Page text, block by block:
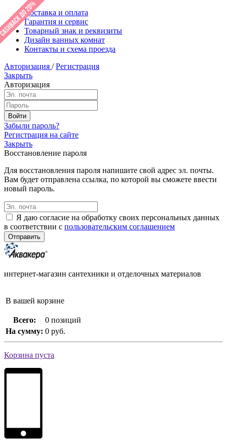
Доставка и оплата
Гарантия и сервис
Товарный знак и реквизиты
Дизайн ванных комнат
Контакты и схема проезда
Авторизация / Регистрация
Закрыть
Авторизация
Забыли пароль?
Регистрация на сайте
Закрыть
Восстановление пароля
Для восстановления пароля напишите свой адрес эл. почты.
Вам будет отправлена ссылка, по которой вы сможете ввести
новый пароль.
Я даю согласие на обработку своих персональных данных
в соответствии с пользовательским соглашением
интернет-магазин сантехники и отделочных материалов
В вашей корзине
Всего:
0 позиций
На сумму: 0 руб.
Корзина пуста